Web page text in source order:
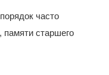
часто
памяти старшего